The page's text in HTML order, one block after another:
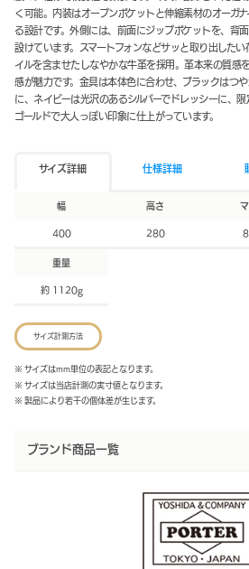
く可能。内装はオープンポケットと伸縮素材のオーガ
る設計です。外側には、前面にジップポケットを、背
設けています。スマートフォンなどサッと取り出した
イルを含ませたしなやかな牛革を採用。革本来の質感
感が魅力です。金具は本体色に合わせ、ブラックはつ
に、ネイビーは光沢のあるシルバーでドレッシーに、
ゴールドで大人っぽい印象に仕上がっています。
サイズ詳細 仕様詳細
幅
400
高さ
280
重量
約 1120g
サイズ計測方法
※ サイズはmm単位の表記となります。
※ サイズは当店計測の実寸値となります。
※ 製品により若干の個体差が生じます。
ブランド商品一覧